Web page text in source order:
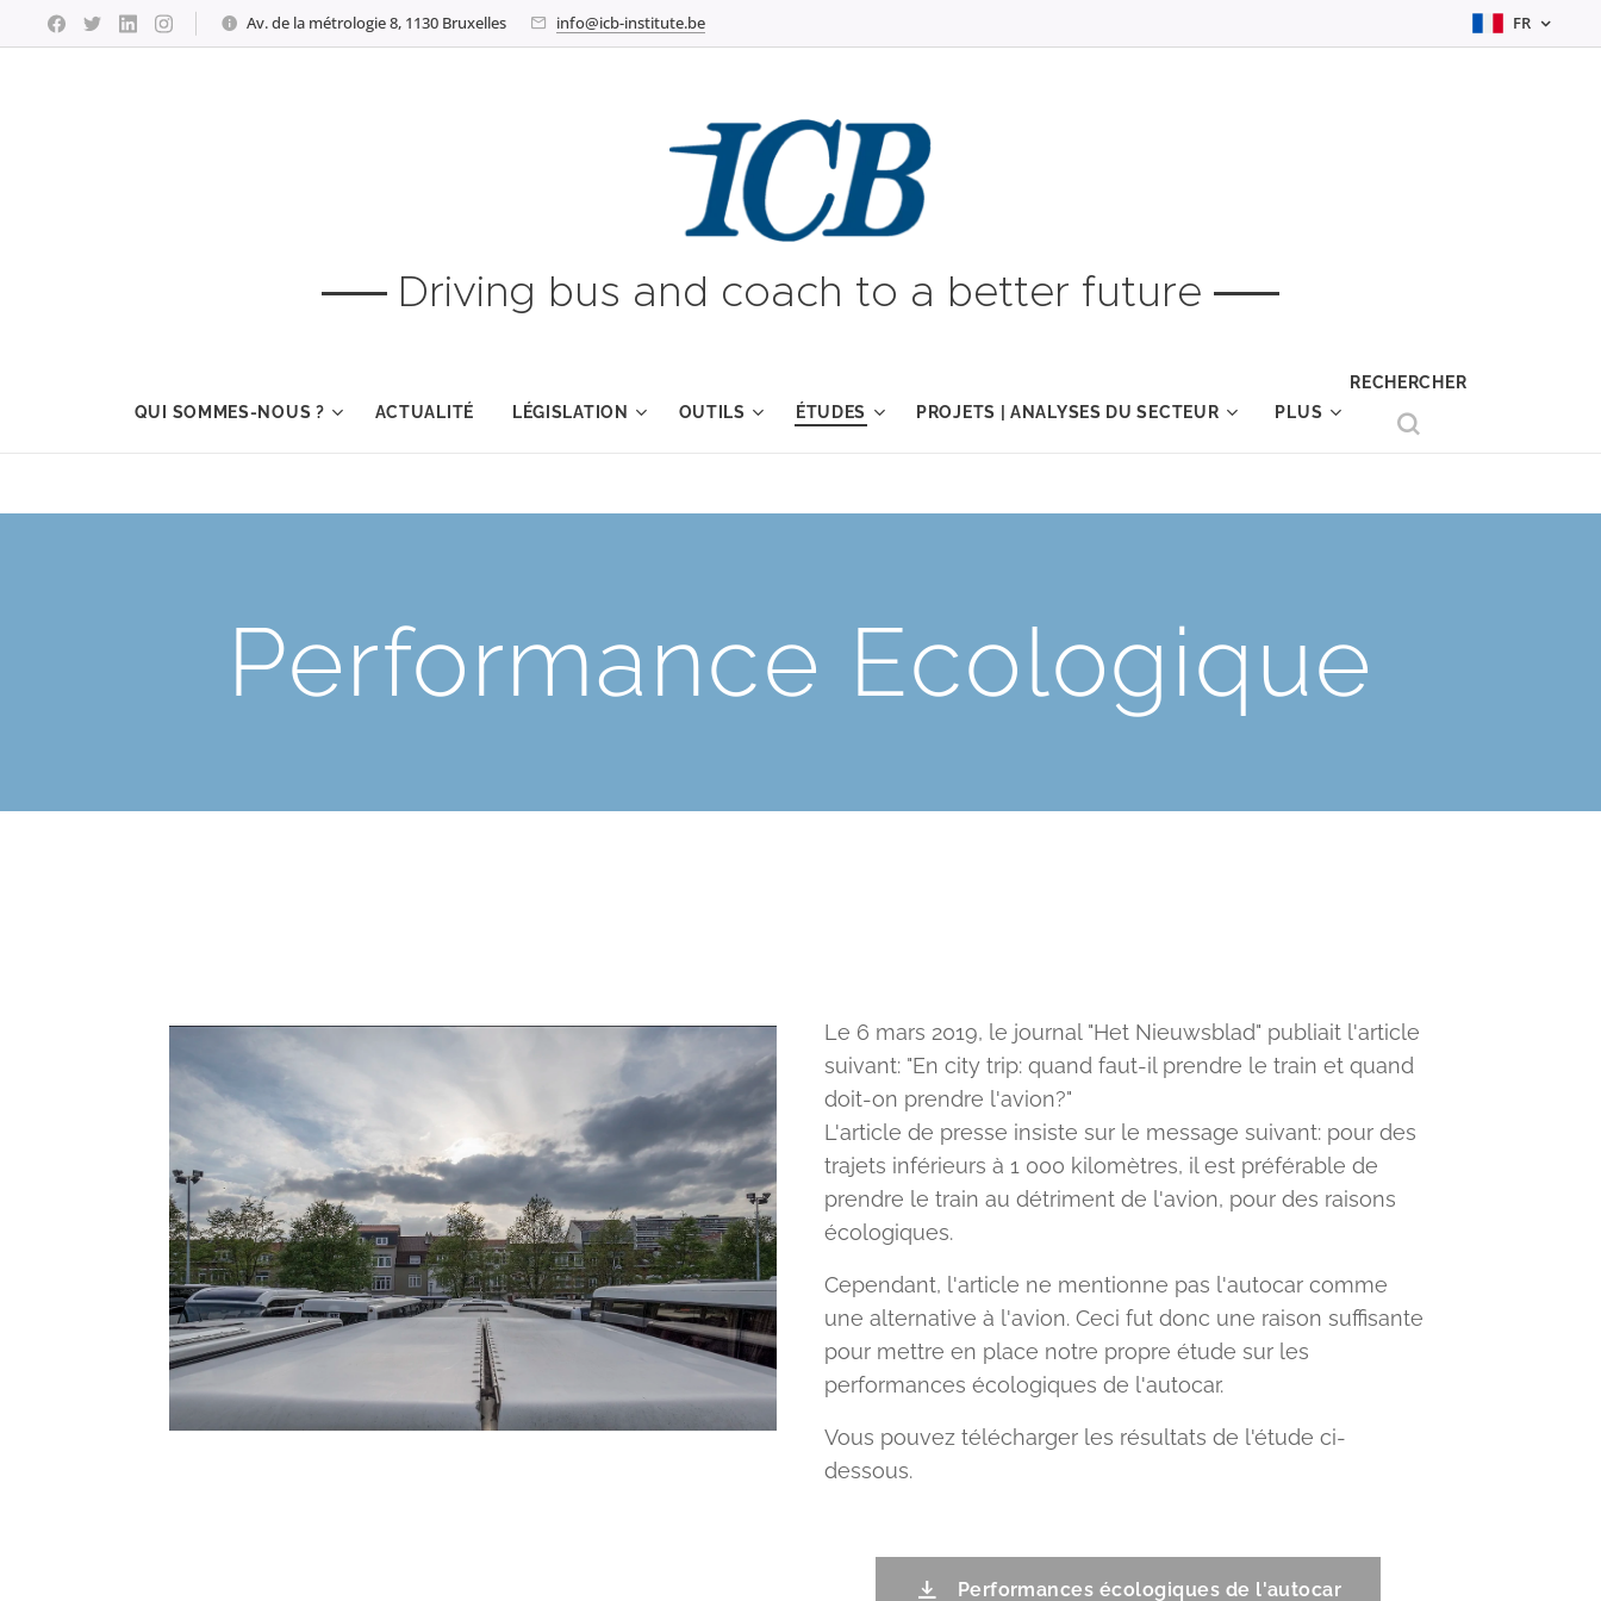
Av. de la métrologie 8, 1130 Bruxelles info@icb-institute.be FR
Driving bus and coach to a better future
QUI SOMMES-NOUS ? ACTUALITÉ LÉGISLATION OUTILS ÉTUDES PROJETS | ANALYSES DU SECTEUR PLUS
RECHERCHER
Performance Ecologique
Le 6 mars 2019, le journal "Het Nieuwsblad" publiait l'article
suivant: "En city trip: quand faut-il prendre le train et quand
doit-on prendre l'avion?"
L'article de presse insiste sur le message suivant: pour des
trajets inférieurs à 1 000 kilomètres, il est préférable de
prendre le train au détriment de l'avion, pour des raisons
écologiques.
Cependant, l'article ne mentionne pas l'autocar comme
une alternative à l'avion. Ceci fut donc une raison suffisante
pour mettre en place notre propre étude sur les
performances écologiques de l'autocar.
Vous pouvez télécharger les résultats de l'étude ci-
dessous.
Performances écologiques de l'autocar